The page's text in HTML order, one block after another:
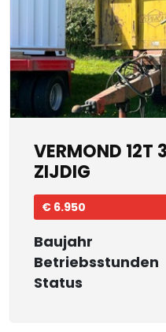
VERMOND 12T
ZIJDIG
€ 6.950
Baujahr
Betriebsstunden
Status